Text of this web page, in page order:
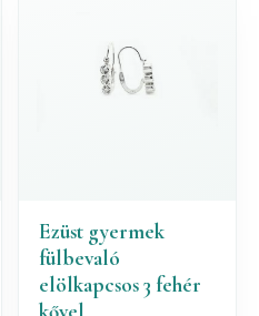
Ezüst gyermek
fülbevaló
elölkapcsos 3 fehér